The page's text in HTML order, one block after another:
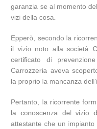
garanzia se al momento
vizi della cosa.
Epperò, secondo la
il vizio noto alla società
certificato di
Carrozzeria aveva
la proprio la mancanza
Pertanto, la ricorrente
la conoscenza del vizio
attestante che un